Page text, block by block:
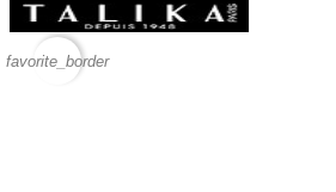
favorite_border